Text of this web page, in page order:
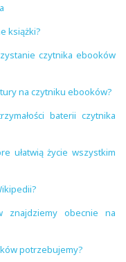
książki?
czytnika ebooków
na czytniku ebooków?
baterii czytnika
ułatwią życie wszystkim
znajdziemy obecnie na
potrzebujemy?